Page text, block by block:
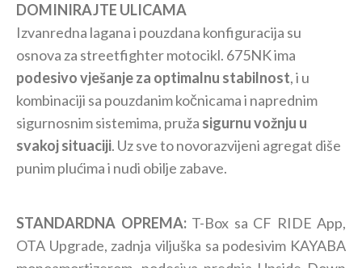
DOMINIRAJTE ULICAMA
Izvanredna lagana i pouzdana konfiguracija su
osnova za streetfighter motocikl. 675NK ima
podesivo vješanje za optimalnu stabilnost, i u
kombinaciji sa pouzdanim kočnicama i naprednim
sigurnosnim sistemima, pruža sigurnu vožnju u
svakoj situaciji. Uz sve to novorazvijeni agregat diše
punim plućima i nudi obilje zabave.
STANDARDNA OPREMA:T-Box sa CF RIDE App,
OTA Upgrade, zadnja viljuška sa podesivim KAYABA